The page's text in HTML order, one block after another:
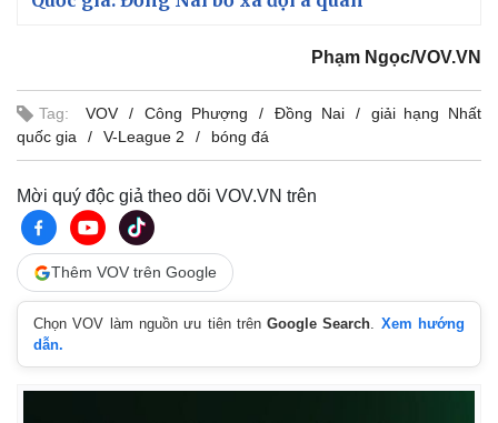
Phạm Ngọc/VOV.VN
Tag: VOV Công Phượng Đồng Nai
giải hạng Nhất
quốc gia
V-League 2 bóng đá
Mời quý độc giả theo dõi VOV.VN trên
Thêm VOV trên Google
Chọn VOV làm nguồn ưu tiên trênGoogle Search. Xem hướng
dẫn.